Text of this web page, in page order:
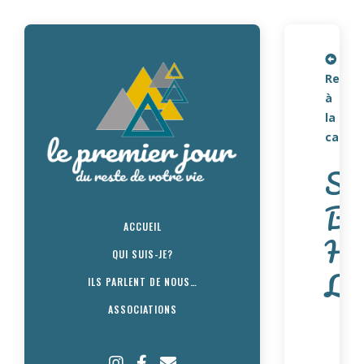
ACCUEIL
QUI SUIS-JE?
ILS PARLENT DE NOUS…
ASSOCIATIONS
Retour
à
la
carte